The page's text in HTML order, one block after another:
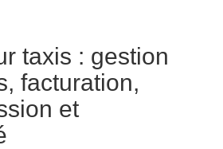
taxis : gestion
facturation,
et